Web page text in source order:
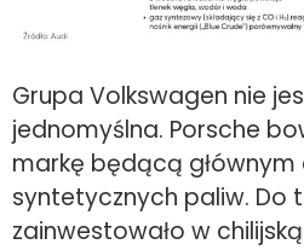
Grupa Volkswagen nie
jednomyślna. Porsche
markę będącą głównym
syntetycznych paliw. Do
zainwestowało w